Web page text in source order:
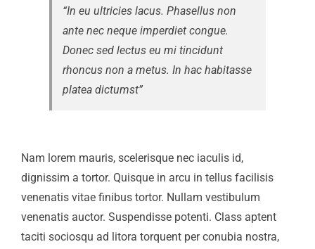
“In eu ultricies lacus. Phasellus non
ante nec neque imperdiet congue.
Donec sed lectus eu mi tincidunt
rhoncus non a metus. In hac habitasse
platea dictumst”
Nam lorem mauris, scelerisque nec iaculis id,
dignissim a tortor. Quisque in arcu in tellus facilisis
venenatis vitae finibus tortor. Nullam vestibulum
venenatis auctor. Suspendisse potenti. Class aptent
taciti sociosqu ad litora torquent per conubia nostra,